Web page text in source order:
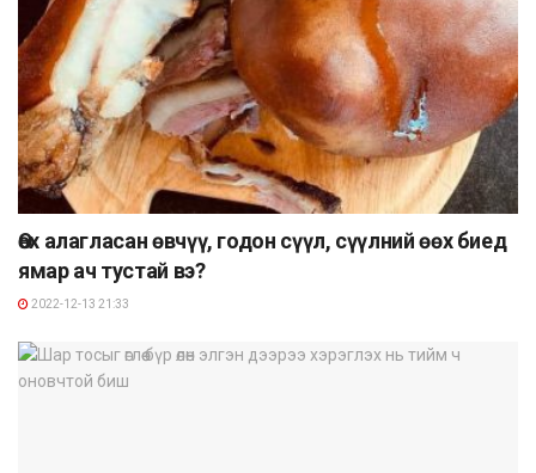
Өөх алагласан өвчүү, годон сүүл, сүүлний өөх биед
ямар ач тустай вэ?
2022-12-13 21:33